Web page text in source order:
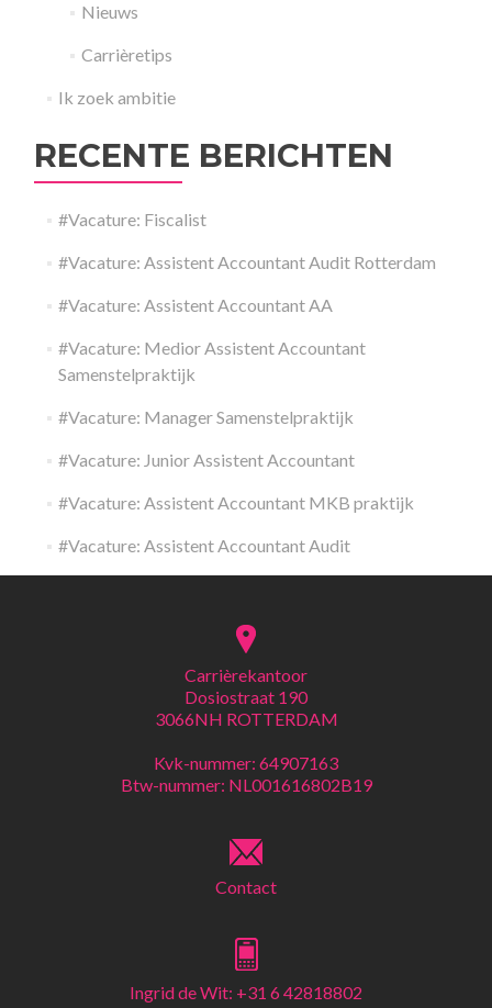
Nieuws
Carrièretips
Ik zoek ambitie
RECENTE BERICHTEN
#Vacature: Fiscalist
#Vacature: Assistent Accountant Audit Rotterdam
#Vacature: Assistent Accountant AA
#Vacature: Medior Assistent Accountant
Samenstelpraktijk
#Vacature: Manager Samenstelpraktijk
#Vacature: Junior Assistent Accountant
#Vacature: Assistent Accountant MKB praktijk
#Vacature: Assistent Accountant Audit
Carrièrekantoor
Dosiostraat 190
3066NH ROTTERDAM
Kvk-nummer: 64907163
Btw-nummer: NL001616802B19
Contact
Ingrid de Wit: +31 6 42818802